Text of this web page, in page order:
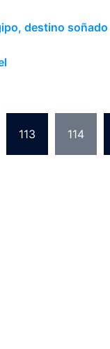
destino soñado
113 114